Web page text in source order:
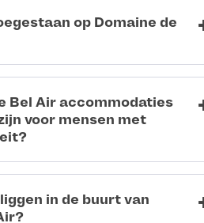
op Domaine de
Bel Air accommodaties
voor mensen met
in de buurt van